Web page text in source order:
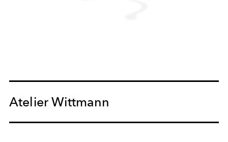
Atelier Wittmann